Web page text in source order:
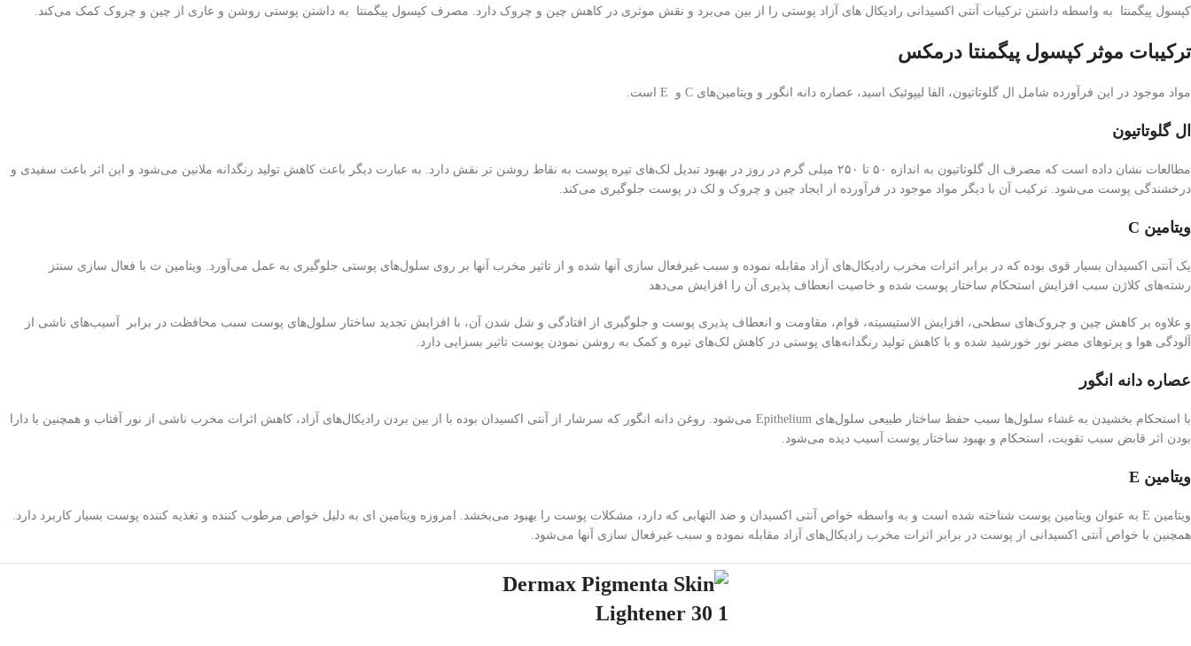
کپسول پیگمنتا به واسطه داشتن ترکیبات آنتی اکسیدانی رادیکال های آزاد پوستی را از بین می‌برد و نقش موثری در کاهش چین و چروک دارد. مصرف کپسول پیگمنتا به داشتن پوستی روشن و عاری از چین و چروک کمک می‌کند.
ترکیبات موثر کپسول پیگمنتا درمکس
مواد موجود در این فرآورده شامل ال گلوتاتیون، الفا لیپوئیک اسید، عصاره دانه انگور و ویتامین‌های C و E است.
ال گلوتاتیون
مطالعات نشان داده است که مصرف ال گلوتاتیون به اندازه ۵۰ تا ۲۵۰ میلی گرم در روز در بهبود تبدیل لک‌های تیره پوست به نقاط روشن تر نقش دارد. به عبارت دیگر باعث کاهش تولید رنگدانه ملانین می‌شود و این اثر باعث سفیدی و
درخشندگی پوست می‌شود. ترکیب آن با دیگر مواد موجود در فرآورده از ایجاد چین و چروک و لک در پوست جلوگیری می‌کند.
ویتامین C
یک آنتی اکسیدان بسیار قوی بوده که در برابر اثرات مخرب رادیکال‌های آزاد مقابله نموده و سبب غیرفعال سازی آنها شده و از تاثیر مخرب آنها بر روی سلول‌های پوستی جلوگیری به عمل می‌آورد. ویتامین ث با فعال سازی سنتز
رشته‌های کلاژن سبب افزایش استحکام ساختار پوست شده و خاصیت انعطاف پذیری آن را افزایش می‌دهد
و علاوه بر کاهش چین و چروک‌های سطحی، افزایش الاستیسیته، قوام، مقاومت و انعطاف پذیری پوست و جلوگیری از افتادگی و شل شدن آن، با افزایش تجدید ساختار سلول‌های پوست سبب محافظت در برابر آسیب‌های ناشی از
آلودگی هوا و پرتوهای مضر نور خورشید شده و با کاهش تولید رنگدانه‌های پوستی در کاهش لک‌های تیره و کمک به روشن نمودن پوست تاثیر بسزایی دارد.
عصاره دانه انگور
با استحکام بخشیدن به غشاء سلول‌ها سبب حفظ ساختار طبیعی سلول‌های Epithelium می‌شود. روغن دانه انگور که سرشار از آنتی اکسیدان بوده با از بین بردن رادیکال‌های آزاد، کاهش اثرات مخرب ناشی از نور آفتاب و همچنین با دارا
بودن اثر قابض سبب تقویت، استحکام و بهبود ساختار پوست آسیب دیده می‌شود.
ویتامین E
ویتامین E به عنوان ویتامین پوست شناخته شده است و به واسطه خواص آنتی اکسیدان و ضد التهابی که دارد، مشکلات پوست را بهبود می‌بخشد. امروزه ویتامین ای به دلیل خواص مرطوب کننده و تغذیه کننده پوست بسیار کاربرد دارد.
همچنین با خواص آنتی اکسیدانی از پوست در برابر اثرات مخرب رادیکال‌های آزاد مقابله نموده و سبب غیرفعال سازی آنها می‌شود.